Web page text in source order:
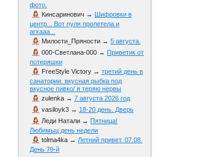
фото.
Кинсаринович → Шифровки в
центр... Вот пуля пролетела и
агхааа...
Милости_Пряности → 5 августа.
000-Светлана-000 → Приветик от
потеряшки
FreeStyle Victory → третий день в
санатории. вкусная рыбка под
вкусное пивко/ я теряю нервы
zulenka → 7 августа 2026 год
vasiloyk3 → 18-20 день. Дверь
Леди Натали → Пятница!
Любимыц день недели
tolma4ka → Летний привет. 07.08.
День 79-й